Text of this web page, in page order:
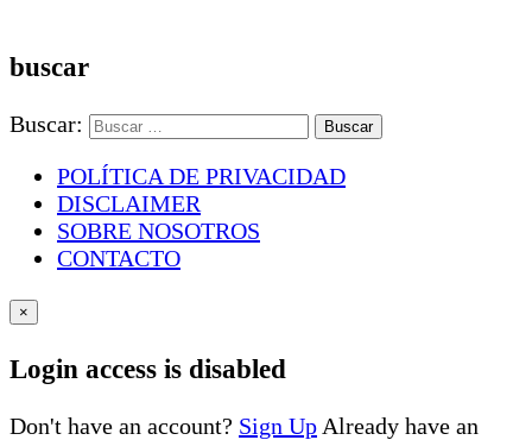
buscar
Buscar:
POLÍTICA DE PRIVACIDAD
DISCLAIMER
SOBRE NOSOTROS
CONTACTO
×
Login access is disabled
Don't have an account? Sign Up Already have an